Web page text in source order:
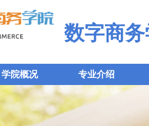
数字商
学院概况 专业介绍